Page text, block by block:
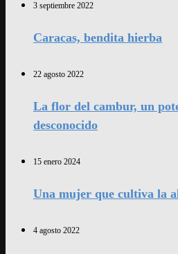
3 septiembre 2022
Caracas, bendita hierba
22 agosto 2022
La flor del cambur, un
desconocido
15 enero 2024
Una mujer que cultiva la
4 agosto 2022